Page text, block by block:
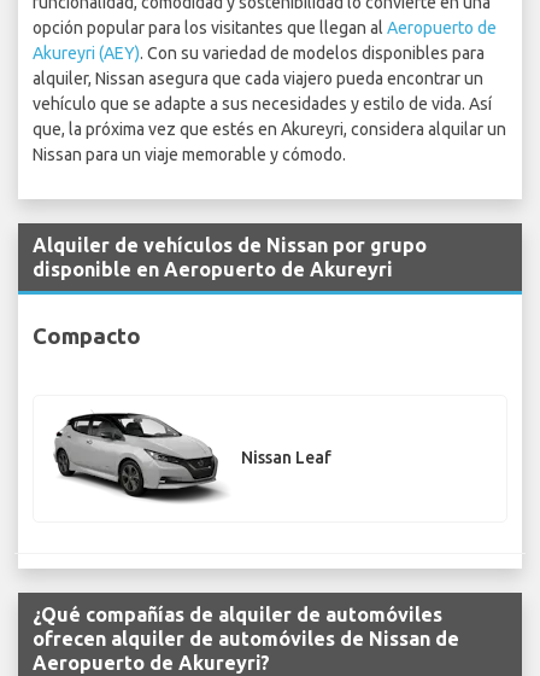
opción popular para los visitantes que llegan al Aeropuerto de
Akureyri (AEY). Con su variedad de modelos disponibles para
alquiler, Nissan asegura que cada viajero pueda encontrar un
vehículo que se adapte a sus necesidades y estilo de vida. Así
que, la próxima vez que estés en Akureyri, considera alquilar un
Nissan para un viaje memorable y cómodo.
Alquiler de vehículos de Nissan por grupo
disponible en Aeropuerto de Akureyri
Compacto
Nissan Leaf
¿Qué compañías de alquiler de automóviles
ofrecen alquiler de automóviles de Nissan de
Aeropuerto de Akureyri?